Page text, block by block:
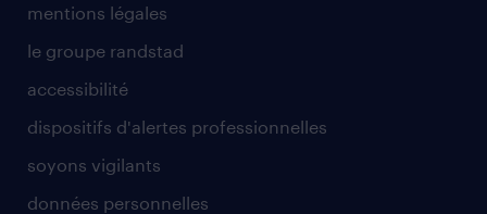
mentions légales
le groupe randstad
accessibilité
dispositifs d'alertes professionnelles
soyons vigilants
données personnelles